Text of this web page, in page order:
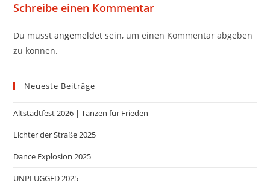
Schreibe einen Kommentar
Du musstangemeldet sein, um einen Kommentar abgeben
zu können.
Neueste Beiträge
Altstadtfest 2026 | Tanzen für Frieden
Lichter der Straße 2025
Dance Explosion 2025
UNPLUGGED 2025